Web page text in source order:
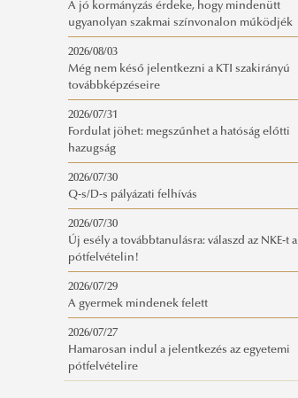
A jó kormányzás érdeke, hogy mindenütt
ugyanolyan szakmai színvonalon működjék
2026/08/03
Még nem késő jelentkezni a KTI szakirányú
továbbképzéseire
2026/07/31
Fordulat jöhet: megszűnhet a hatóság előtti
hazugság
2026/07/30
Q-s/D-s pályázati felhívás
2026/07/30
Új esély a továbbtanulásra: válaszd az NKE-t a
pótfelvételin!
2026/07/29
A gyermek mindenek felett
2026/07/27
Hamarosan indul a jelentkezés az egyetemi
pótfelvételire